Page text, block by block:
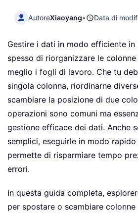
AutoreXiaoyang• Data di
Gestire i dati in modo efficiente in
spesso di riorganizzare le
meglio i fogli di lavoro. Che tu
singola colonna, riordinarne
scambiare la posizione di due
operazioni sono comuni ma
gestione efficace dei dati. Anche
semplici, eseguirle in modo
permette di risparmiare tempo
errori.
In questa guida completa,
per spostare o scambiare colonne